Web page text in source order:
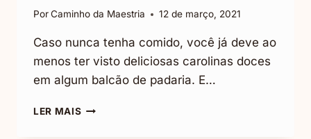
PorCaminho da Maestria 12 de março, 2021
Caso nunca tenha comido, você já deve ao
menos ter visto deliciosas carolinas doces
em algum balcão de padaria. E…
LER MAISCAROLINAS